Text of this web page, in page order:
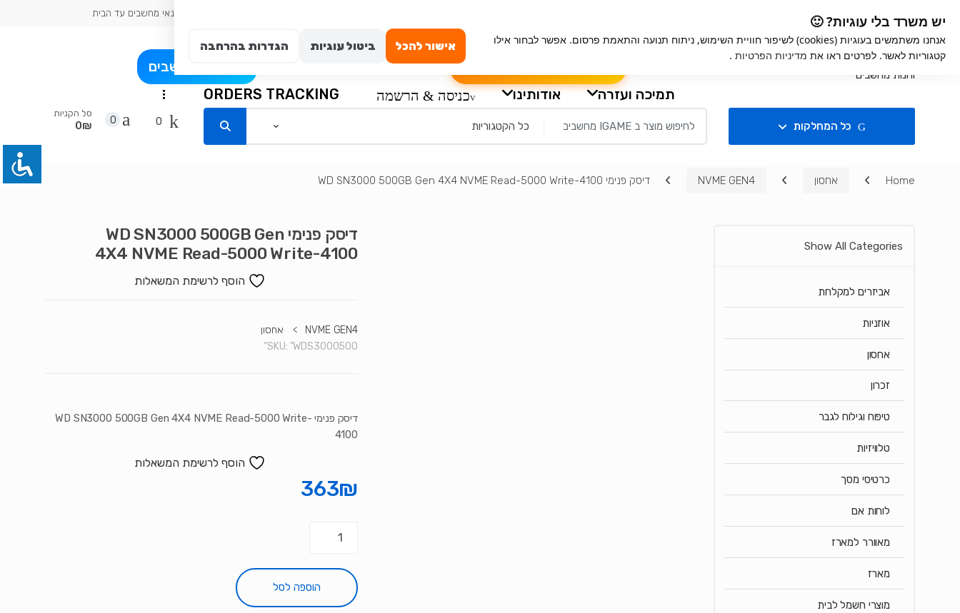
יש משרד בלי עוגיות? 🙂
אנחנו משתמשים בעוגיות (cookies) לשיפור חוויית השימוש, ניתוח תנועה והתאמת פרסום. אפשר לבחור אילו
קטגוריות לאשר. לפרטים ראו את מדיניות הפרטיות .
אישור להכל ביטול עוגיות הגדרות בהרחבה
navigation
content
טכנאי מחשבים עד הבית
הרכבה עצמית למחשב שאלון לבקשת מפרט
בלוג מחשבים
תמיכה ועזרה
אודותינו כניסה & הרשמה ORDERS TRACKING
...
כל המחלקות 0
0
סל הקניות
0₪
Home אחסון NVME GEN4 דיסק פנימי WD SN3000 500GB Gen 4X4 NVME Read-5000 Write-4100
דיסק פנימי WD SN3000 500GB Gen
4X4 NVME Read-5000 Write-4100
הוסף לרשימת המשאלות
NVME GEN4
>
אחסון
SKU: "WDS3000500"
דיסק פנימי WD SN3000 500GB Gen 4X4 NVME Read-5000 Write-
4100
הוסף לרשימת המשאלות
363₪
דיסק
פנימי
WD
הוספה לסל
Show All Categories
אביזרים למקלחת
אוזניות
אחסון
זכרון
טיפוח וגילוח לגבר
טלוויזיות
כרטיסי מסך
לוחות אם
מאוורר למארז
מארז
מוצרי חשמל לבית